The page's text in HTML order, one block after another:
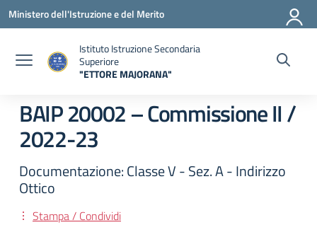
Vai ai contenuti
Vai al menu di navigazione
Vai al footer
Ministero dell'Istruzione e del Merito
Istituto Istruzione Secondaria
Superiore
"ETTORE MAJORANA"
BAIP 20002 – Commissione II /
2022-23
Documentazione: Classe V - Sez. A - Indirizzo
Ottico
Stampa / Condividi